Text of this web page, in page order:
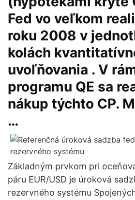
Fed vo veľkom
roku 2008 v
kolách
uvoľňovania . V
programu QE sa
nákup týchto CP.
…
Základným prvkom pri
páru EUR/USD je úroková
rezervného systému